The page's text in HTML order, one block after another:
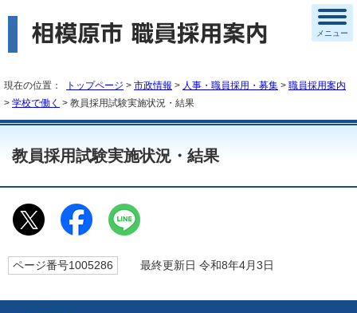
メニュー
現在の位置： トップページ > 市政情報 > 人事・職員採用・募集 > 職員採用案内
> 学校で働く > 教員採用試験実施状況・結果
教員採用試験実施状況・結果
ページ番号1005286 最終更新日 令和8年4月3日